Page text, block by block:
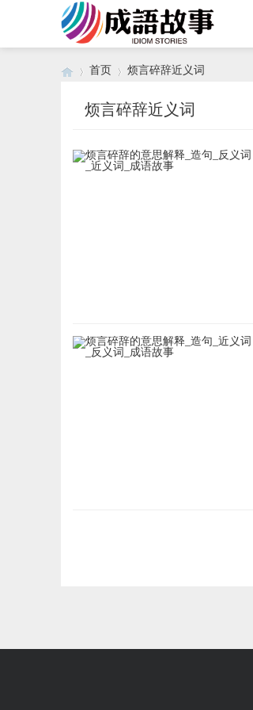
首页 烦言碎辞近义词
烦言碎辞近义词